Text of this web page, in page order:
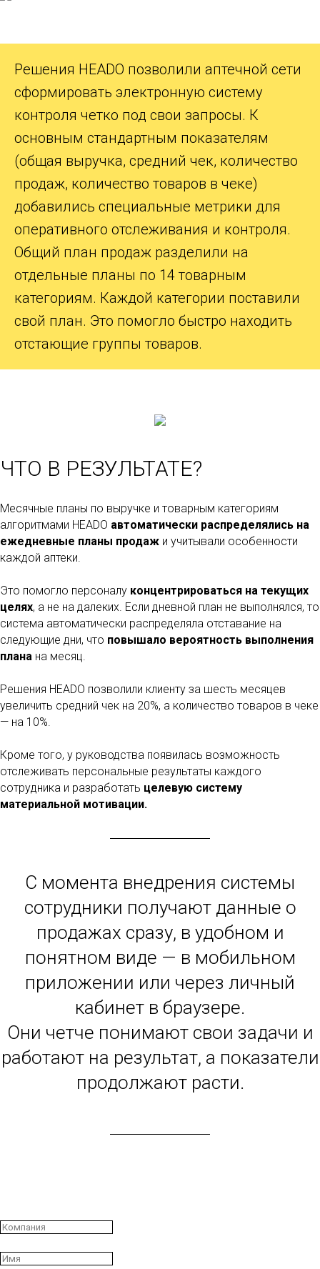
Решения HEADO позволили аптечной сети
сформировать электронную систему
контроля четко под свои запросы. К
основным стандартным показателям
(общая выручка, средний чек, количество
продаж, количество товаров в чеке)
добавились специальные метрики для
оперативного отслеживания и контроля.
Общий план продаж разделили на
отдельные планы по 14 товарным
категориям. Каждой категории поставили
свой план. Это помогло быстро находить
отстающие группы товаров.
ЧТО В РЕЗУЛЬТАТЕ?
Месячные планы по выручке и товарным категориям
алгоритмами HEADO автоматически распределялись на
ежедневные планы продаж и учитывали особенности
каждой аптеки.
Это помогло персоналу концентрироваться на текущих
целях, а не на далеких. Если дневной план не выполнялся, то
система автоматически распределяла отставание на
следующие дни, что повышало вероятность выполнения
плана на месяц.
Решения HEADO позволили клиенту за шесть месяцев
увеличить средний чек на 20%, а количество товаров в чеке
— на 10%.
Кроме того, у руководства появилась возможность
отслеживать персональные результаты каждого
сотрудника и разработать целевую систему
материальной мотивации.
С момента внедрения системы
сотрудники получают данные о
продажах сразу, в удобном и
понятном виде — в мобильном
приложении или через личный
кабинет в браузере.
Они четче понимают свои задачи и
работают на результат, а показатели
продолжают расти.